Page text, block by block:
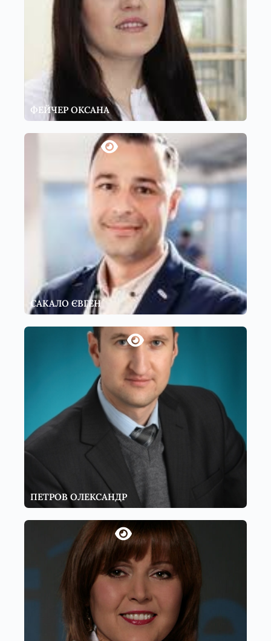
ФЕЙЧЕР ОКСАНА
САКАЛО ЄВГЕН
ПЕТРОВ ОЛЕКСАНДР